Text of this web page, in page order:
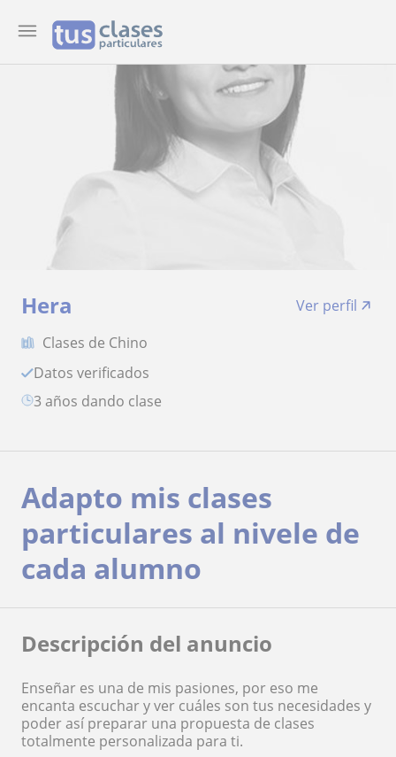
Hera
Ver perfil
Clases de Chino
Datos verificados
3 años dando clase
Adapto mis clases
particulares al nivele de
cada alumno
Descripción del anuncio
Enseñar es una de mis pasiones, por eso me
encanta escuchar y ver cuáles son tus necesidades y
poder así preparar una propuesta de clases
totalmente personalizada para ti.